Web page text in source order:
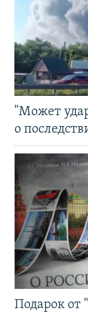
"Может
о
Подарок от